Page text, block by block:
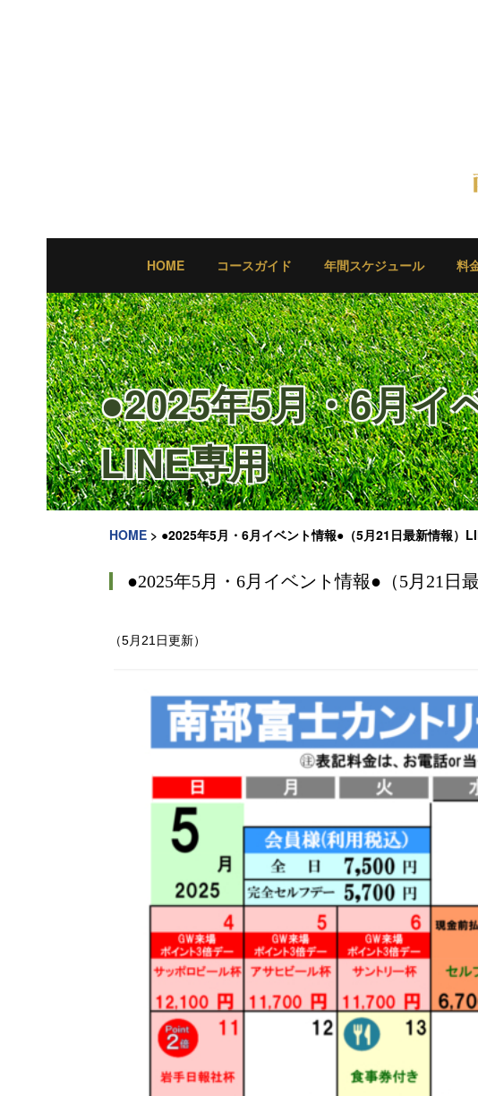
HOME コースガイド 年間スケジュール 料
●2025年5月・6月イ
LINE専用
HOME > ●2025年5月・6月イベント情報●（5月21日最新情報）
●2025年5月・6月イベント情報●（5月21日
（5月21日更新）